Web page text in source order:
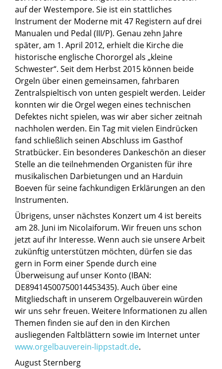
auf der Westempore. Sie ist ein stattliches
Instrument der Moderne mit 47 Registern auf drei
Manualen und Pedal (III/P). Genau zehn Jahre
später, am 1. April 2012, erhielt die Kirche die
historische englische Chororgel als „kleine
Schwester“. Seit dem Herbst 2015 können beide
Orgeln über einen gemeinsamen, fahrbaren
Zentralspieltisch von unten gespielt werden. Leider
konnten wir die Orgel wegen eines technischen
Defektes nicht spielen, was wir aber sicher zeitnah
nachholen werden. Ein Tag mit vielen Eindrücken
fand schließlich seinen Abschluss im Gasthof
Stratbücker. Ein besonderes Dankeschön an dieser
Stelle an die teilnehmenden Organisten für ihre
musikalischen Darbietungen und an Harduin
Boeven für seine fachkundigen Erklärungen an den
Instrumenten.
Übrigens, unser nächstes Konzert um 4 ist bereits
am 28. Juni im Nicolaiforum. Wir freuen uns schon
jetzt auf ihr Interesse. Wenn auch sie unsere Arbeit
zukünftig unterstützen möchten, dürfen sie das
gern in Form einer Spende durch eine
Überweisung auf unser Konto (IBAN:
DE89414500750014453435). Auch über eine
Mitgliedschaft in unserem Orgelbauverein würden
wir uns sehr freuen. Weitere Informationen zu allen
Themen finden sie auf den in den Kirchen
ausliegenden Faltblättern sowie im Internet unter
www.orgelbauverein-lippstadt.de.
August Sternberg